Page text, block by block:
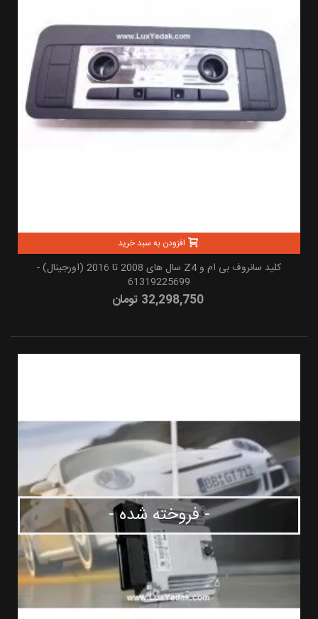
افزودن به سبد خرید
کلید سانروف بی ام و Z4 سال های 2008 تا 2016 (اورجینال) -
61319225699
32,298,750 تومان
- فروخته شده -